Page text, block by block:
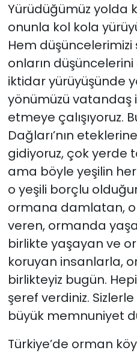
Yürüdüğümüz yolda
onunla kol kola
Hem
onların düşüncelerini
iktidar yürüyüşünde
yönümüzü vatandaş
etmeye çalışıyoruz.
Dağları’nın
gidiyoruz, çok yerde
ama böyle yeşilin
o yeşili borçlu
ormana damlatan,
veren, ormanda
birlikte yaşayan ve
koruyan insanlarla,
birlikteyiz bugün.
şeref verdiniz.
büyük memnuniyet
Türkiye’de orman